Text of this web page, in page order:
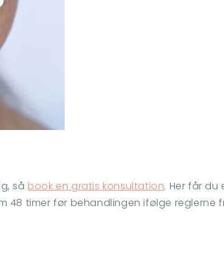
så book en gratis konsultation. Her får
48 timer før behandlingen ifølge reglerne